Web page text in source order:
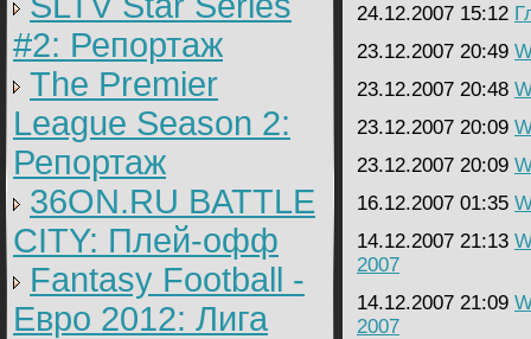
#2: Репортаж
The Premier
League Season 2:
Репортаж
36ON.RU BATTLE
CITY: Плей-офф
Fantasy Football -
Евро 2012: Лига
24.12.2007 15:12
23.12.2007 20:49
23.12.2007 20:48
23.12.2007 20:09
23.12.2007 20:09
16.12.2007 01:35
14.12.2007 21:13
2007
14.12.2007 21:09
2007